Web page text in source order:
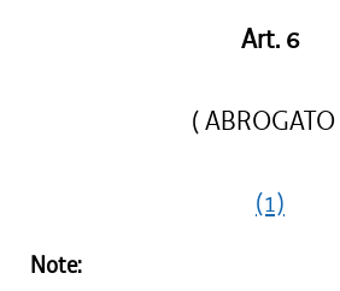
Art. 6
( ABROGATO
(1)
Note: